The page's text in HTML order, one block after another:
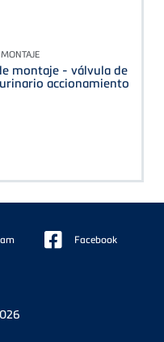
montaje - válvula de
accionamiento
Facebook